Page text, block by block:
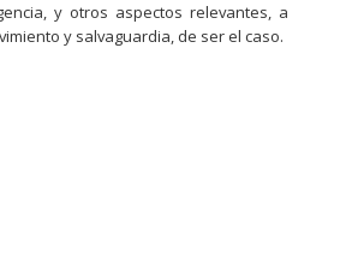
y otros aspectos relevantes, a
y salvaguardia, de ser el caso.